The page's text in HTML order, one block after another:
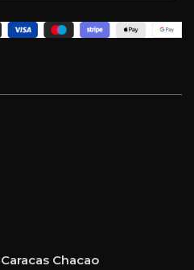
Chacao